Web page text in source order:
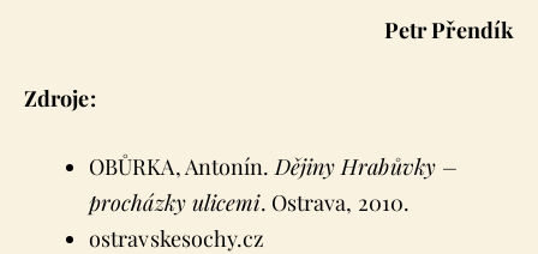
Petr Přendík
Zdroje:
OBŮRKA, Antonín.Dějiny Hrabůvky –
procházky ulicemi. Ostrava, 2010.
ostravskesochy.cz